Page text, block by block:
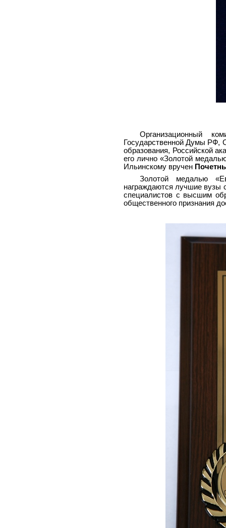
Организационный
Государственной Думы РФ,
образования, Российской
его лично «Золотой
Ильинскому вручен
Золотой медалью
награждаются лучшие вузы
специалистов с высшим
общественного признания